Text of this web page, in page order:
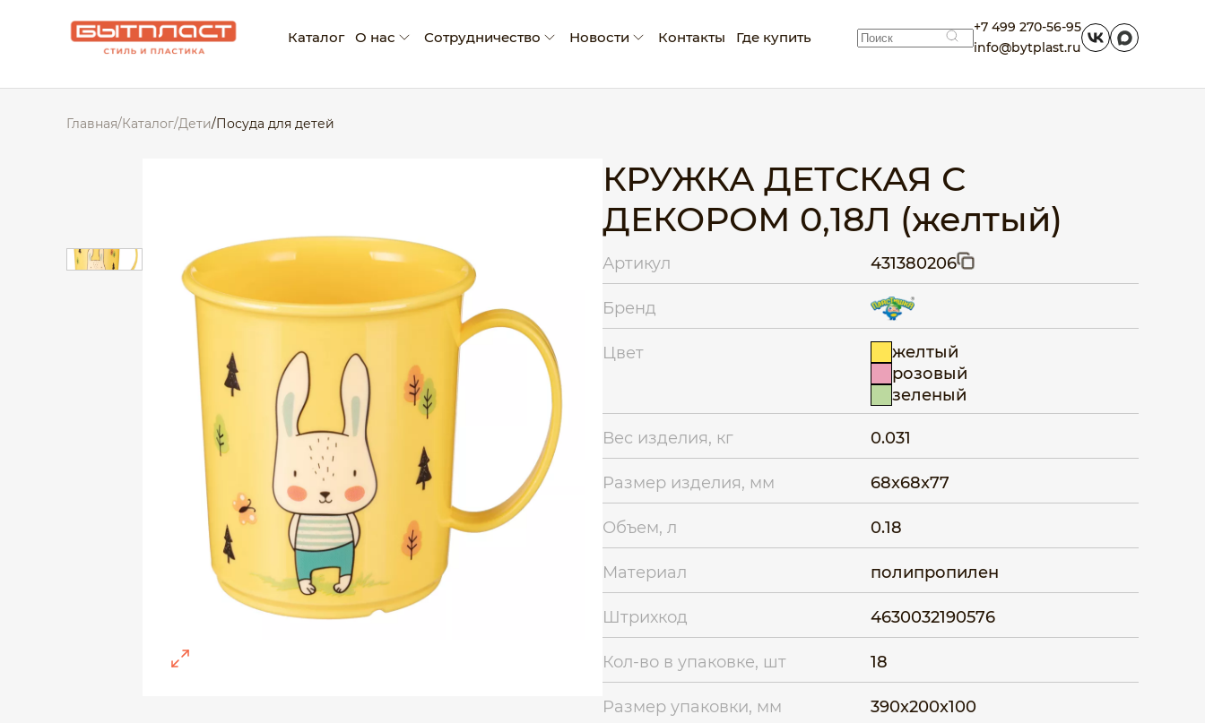
Каталог О нас
О компании
Сотрудничество
Условия сотрудничества
Экскурсия на производство
Новости
Новости
Контакты Где купить
+7 499 270-56-95
info@bytplast.ru
Главная/Каталог/Дети/Посуда для детей
КРУЖКА ДЕТСКАЯ С
ДЕКОРОМ 0,18Л (желтый)
Артикул 431380206
Бренд
Цвет
желтый
розовый
зеленый
Вес изделия, кг 0.031
Размер изделия, мм 68x68x77
Объем, л 0.18
Материал полипропилен
Штрихкод 4630032190576
Кол-во в упаковке, шт 18
Размер упаковки, мм 390x200x100